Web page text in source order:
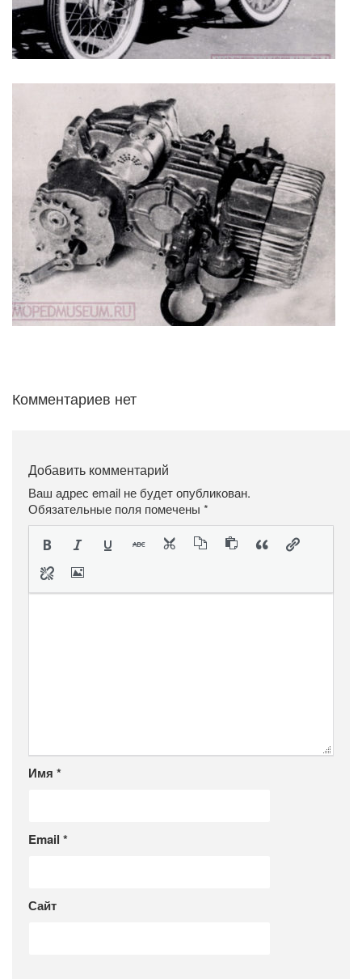
Комментариев нет
Добавить комментарий
Ваш адрес email не будет опубликован.
Обязательные поля помечены *
Имя *
Email *
Сайт